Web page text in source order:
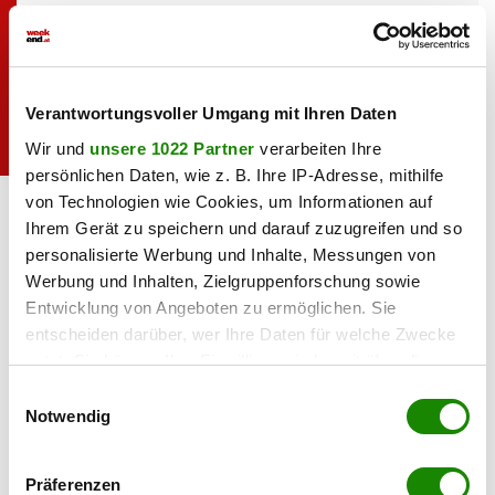
Verantwortungsvoller Umgang mit Ihren Daten
Wir und unsere 1022 Partner verarbeiten Ihre
persönlichen Daten, wie z. B. Ihre IP-Adresse, mithilfe
von Technologien wie Cookies, um Informationen auf
Ihrem Gerät zu speichern und darauf zuzugreifen und so
personalisierte Werbung und Inhalte, Messungen von
Werbung und Inhalten, Zielgruppenforschung sowie
Entwicklung von Angeboten zu ermöglichen. Sie
entscheiden darüber, wer Ihre Daten für welche Zwecke
nutzt. Sie können Ihre Einwilligung jederzeit über die
Trigger Symbol ändern oder widerrufen
Notwendig
Präferenzen
LPD Wien
Polizei bittet um Hilfe
erkennt oder Hinweise hat, wird gebeten sich an das
Kriminalreferat des Stadtpolizeikommandos für den 1. Bezirk
unter der Telefonnummer 0664 8344218 zu werden.